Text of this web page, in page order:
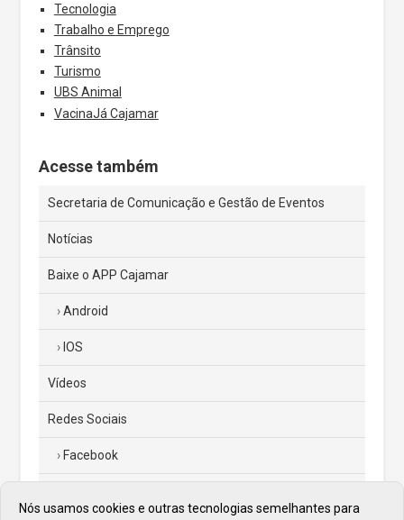
Tecnologia
Trabalho e Emprego
Trânsito
Turismo
UBS Animal
VacinaJá Cajamar
Acesse também
Secretaria de Comunicação e Gestão de Eventos
Notícias
Baixe o APP Cajamar
Android
IOS
Vídeos
Redes Sociais
Facebook
Nós usamos cookies e outras tecnologias semelhantes para